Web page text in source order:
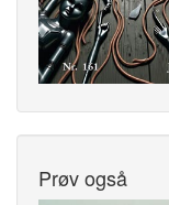
Prøv også